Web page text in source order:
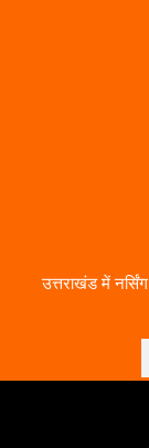
उत्तराखंड में